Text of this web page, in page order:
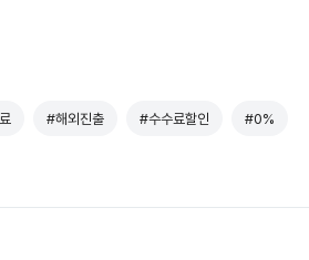
#해외진출 #수수료할인 #0%